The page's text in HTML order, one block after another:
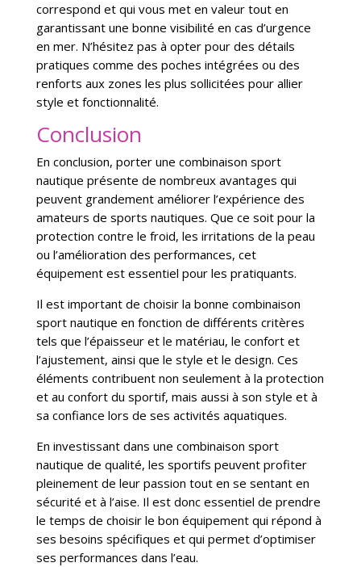
correspond et qui vous met en valeur tout en
garantissant une bonne visibilité en cas d’urgence
en mer. N’hésitez pas à opter pour des détails
pratiques comme des poches intégrées ou des
renforts aux zones les plus sollicitées pour allier
style et fonctionnalité.
Conclusion
En conclusion, porter une combinaison sport
nautique présente de nombreux avantages qui
peuvent grandement améliorer l’expérience des
amateurs de sports nautiques. Que ce soit pour la
protection contre le froid, les irritations de la peau
ou l’amélioration des performances, cet
équipement est essentiel pour les pratiquants.
Il est important de choisir la bonne combinaison
sport nautique en fonction de différents critères
tels que l’épaisseur et le matériau, le confort et
l’ajustement, ainsi que le style et le design. Ces
éléments contribuent non seulement à la protection
et au confort du sportif, mais aussi à son style et à
sa confiance lors de ses activités aquatiques.
En investissant dans une combinaison sport
nautique de qualité, les sportifs peuvent profiter
pleinement de leur passion tout en se sentant en
sécurité et à l’aise. Il est donc essentiel de prendre
le temps de choisir le bon équipement qui répond à
ses besoins spécifiques et qui permet d’optimiser
ses performances dans l’eau.